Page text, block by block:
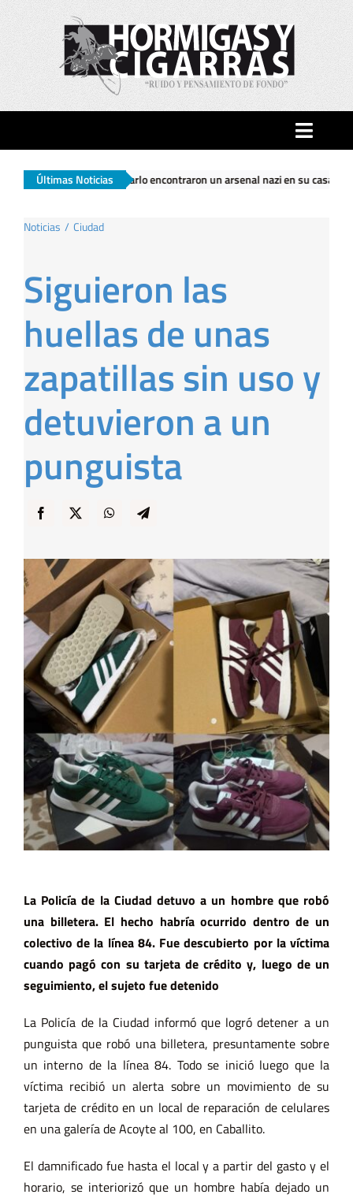
Toggle
Inicio
Ciudad
Actualidad
Hormigas…
… y Cigarras
Últimas Noticias
un arsenal nazi en su casa | El Gobierno nacional
Noticias Ciudad
Siguieron las
huellas de unas
zapatillas sin uso y
detuvieron a un
punguista
La Policía de la Ciudad detuvo a un hombre que robó
una billetera. El hecho habría ocurrido dentro de un
colectivo de la línea 84. Fue descubierto por la víctima
cuando pagó con su tarjeta de crédito y, luego de un
seguimiento, el sujeto fue detenido
La Policía de la Ciudad informó que logró detener a un
punguista que robó una billetera, presuntamente sobre
un interno de la línea 84. Todo se inició luego que la
víctima recibió un alerta sobre un movimiento de su
tarjeta de crédito en un local de reparación de celulares
en una galería de Acoyte al 100, en Caballito.
El damnificado fue hasta el local y a partir del gasto y el
horario, se interiorizó que un hombre había dejado un